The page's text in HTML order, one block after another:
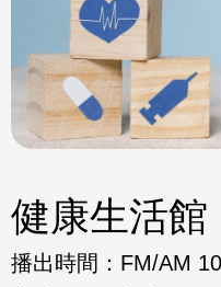
健康生活館
播出時間： FM/AM